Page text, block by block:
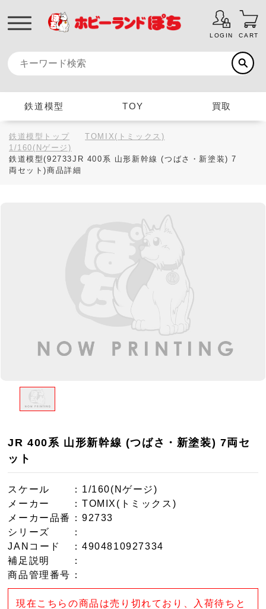
LOGIN CART
鉄道模型 TOY 買取
鉄道模型トップ
TOMIX(トミックス)
1/160(Nゲージ)
鉄道模型(92733JR 400系 山形新幹線 (つばさ・新塗装) 7
両セット)商品詳細
JR 400系 山形新幹線 (つばさ・新塗装) 7両セ
ット
スケール
：1/160(Nゲージ)
メーカー
：TOMIX(トミックス)
メーカー品番
：92733
シリーズ
：
JANコード
：4904810927334
補足説明
：
商品管理番号 ：
現在こちらの商品は売り切れており、入荷待ちと